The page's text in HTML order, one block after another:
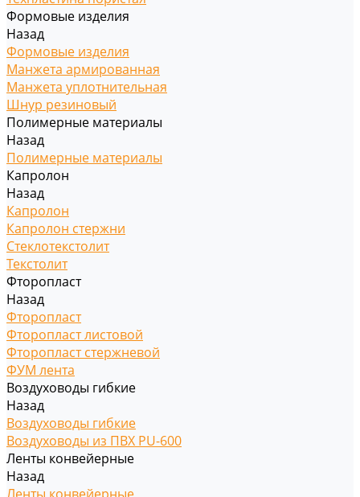
Формовые изделия
Назад
Формовые изделия
Манжета армированная
Манжета уплотнительная
Шнур резиновый
Полимерные материалы
Назад
Полимерные материалы
Капролон
Назад
Капролон
Капролон стержни
Стеклотекстолит
Текстолит
Фторопласт
Назад
Фторопласт
Фторопласт листовой
Фторопласт стержневой
ФУМ лента
Воздуховоды гибкие
Назад
Воздуховоды гибкие
Воздуховоды из ПВХ PU-600
Ленты конвейерные
Назад